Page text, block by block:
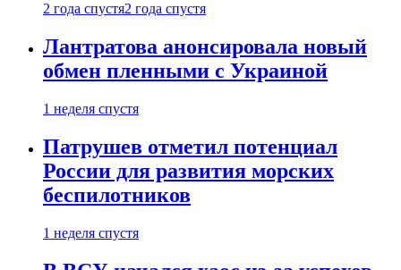
2 года спустя2 года спустя
Лантратова анонсировала новый
обмен пленными с Украиной
1 неделя спустя
Патрушев отметил потенциал
России для развития морских
беспилотников
1 неделя спустя